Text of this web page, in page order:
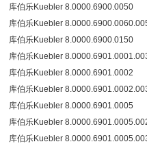
库伯乐Kuebler 8.0000.6900.0050
库伯乐Kuebler
库伯乐Kuebler 8.0000.6900.0150
库伯乐Kuebler
库伯乐Kuebler 8.0000.6901.0002
库伯乐Kuebler
库伯乐Kuebler 8.0000.6901.0005
库伯乐Kuebler
库伯乐Kuebler